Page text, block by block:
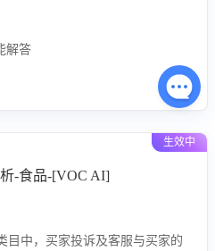
解答
生效中
-食品-[VOC AI]
目中，买家投诉及客服与买家的